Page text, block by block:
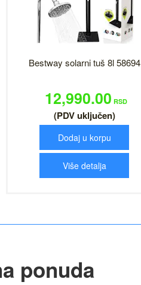
Bestway solarni tuš 8l 58694
12,990.00 RSD
(PDV uključen)
Dodaj u korpu
Više detalja
ponuda